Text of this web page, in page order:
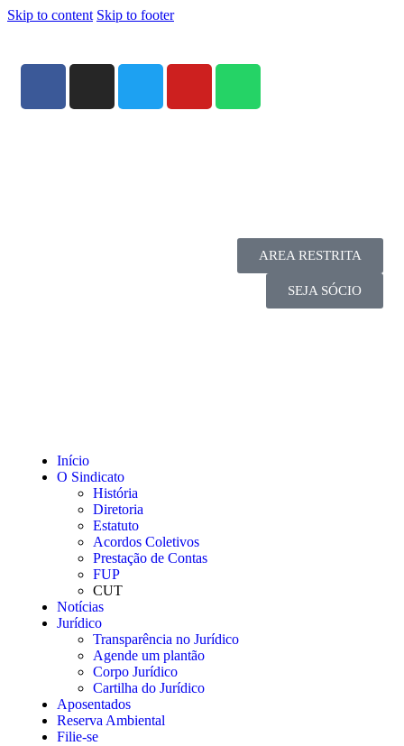
Skip to content Skip to footer
AREA RESTRITA
SEJA SÓCIO
Início
O Sindicato
História
Diretoria
Estatuto
Acordos Coletivos
Prestação de Contas
FUP
CUT
Notícias
Jurídico
Transparência no Jurídico
Agende um plantão
Corpo Jurídico
Cartilha do Jurídico
Aposentados
Reserva Ambiental
Filie-se